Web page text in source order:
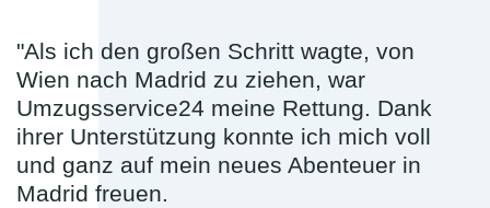
"Als ich den großen Schritt wagte, von
Wien nach Madrid zu ziehen, war
Umzugsservice24 meine Rettung. Dank
ihrer Unterstützung konnte ich mich voll
und ganz auf mein neues Abenteuer in
Madrid freuen.